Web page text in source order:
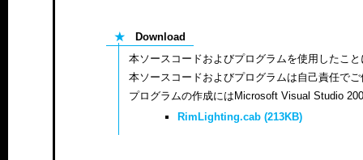
★ Download
本ソースコードおよびプログラムを使用したこ
本ソースコードおよびプログラムは自己責任で
プログラムの作成にはMicrosoft Visual Studio
RimLighting.cab (213KB)